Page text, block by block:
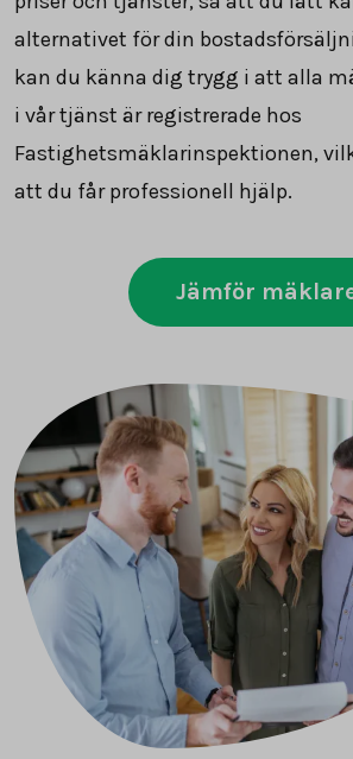
alternativet för din
kan du känna dig trygg i att alla
i vår tjänst är registrerade hos
Fastighetsmäklarinspektionen,
att du får professionell hjälp.
Jämför